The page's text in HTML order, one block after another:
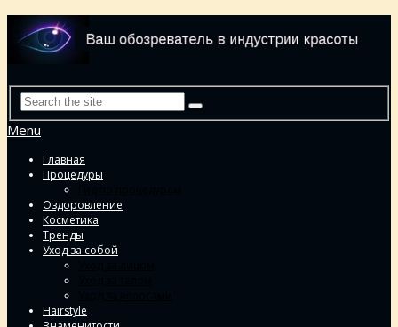
Menu
Главная
Процедуры
Оздоровление
Косметика
Тренды
Уход за собой
Hairstyle